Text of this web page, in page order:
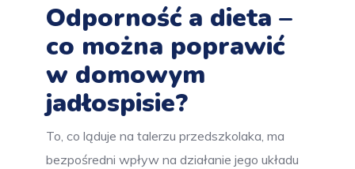
Odporność a dieta –
co można poprawić
w domowym
jadłospisie?
To, co ląduje na talerzu przedszkolaka, ma
bezpośredni wpływ na działanie jego układu